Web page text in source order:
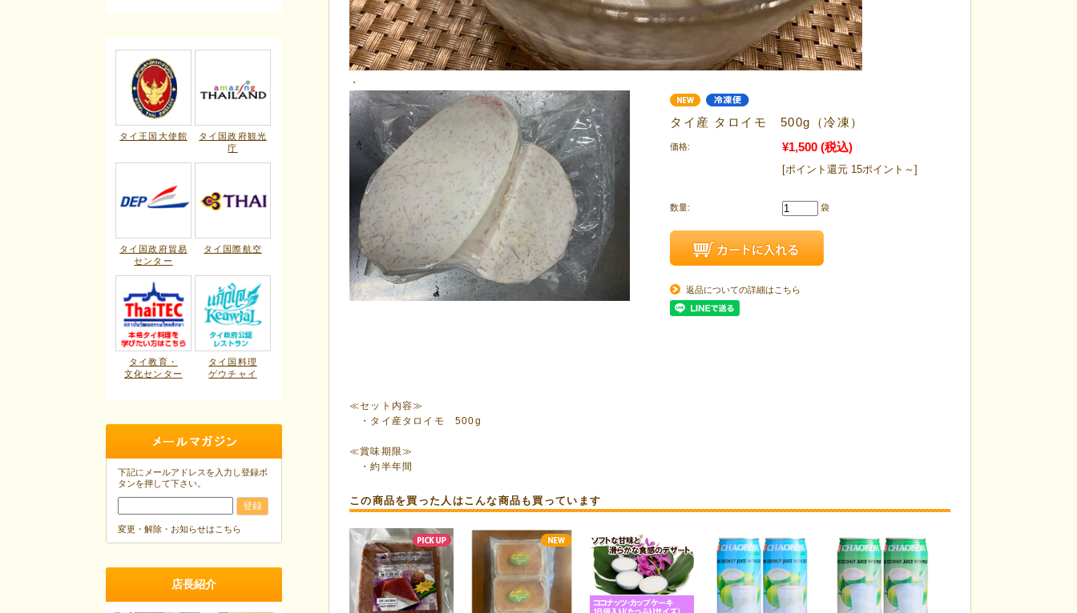
・
タイ産 タロイモ 500g（冷凍）
価格: ¥1,500 (税込)
[ポイント還元 15ポイント～]
数量: 袋
返品についての詳細はこちら
≪セット内容≫
・タイ産タロイモ 500g
≪賞味期限≫
・約半年間
この商品を買った人はこんな商品も買っています
タイ王国大使館
タイ国政府観光
庁
タイ国政府貿易
センター
タイ国際航空
タイ教育・
文化センター
タイ国料理
ゲウチャイ
下記にメールアドレスを入力し登録ボ
タンを押して下さい。
変更・解除・お知らせはこちら
店長紹介